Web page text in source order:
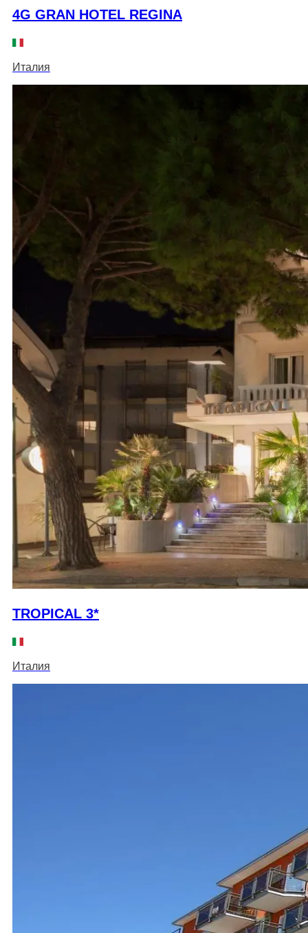
4G GRAN HOTEL REGINA
Италия
TROPICAL 3*
Италия